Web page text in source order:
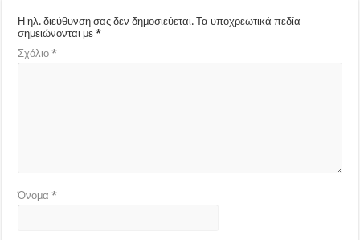
Η ηλ. διεύθυνση σας δεν δημοσιεύεται. Τα υποχρεωτικά πεδία
σημειώνονται με*
Σχόλιο*
Όνομα*